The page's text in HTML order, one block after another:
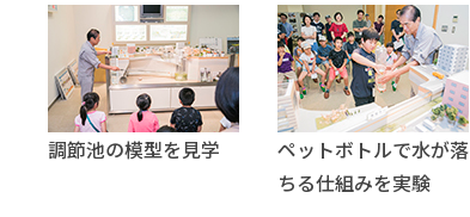
調節池の模型を見学
ペットボトルで水が落
ちる仕組みを実験